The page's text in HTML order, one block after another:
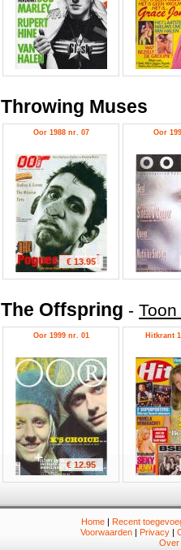
Throwing Muses
Oor 1988 nr. 07
€ 13.95
Oor
The Offspring -
Oor 1999 nr. 01
€ 12.95
Hitkrant
Home| Recent
Voorwaarden | Privacy |
Over